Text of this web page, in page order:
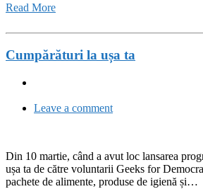
Read More
Cumpărături la ușa ta
Leave a comment
Din 10 martie, când a avut loc lansarea
ușa ta de către voluntarii Geeks for
pachete de alimente, produse de igienă și…